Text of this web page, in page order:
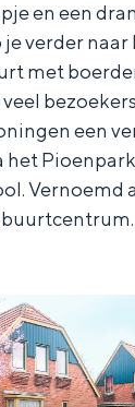
en een
verder naar
met
een
Vernoemd
buurtcentrum.